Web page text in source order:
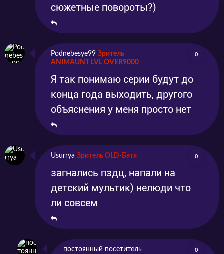
сюжетные повороты?)
Podnebesye99 Зритель
ANIMAUNT LVL OVER9000
0
Я так понимаю серии будут до
конца года выходить, другого
объяснения у меня просто нет
Usurrya Зритель OLD-Батя 0
загнались пздц, напали на
детский мультик) нелюди что
ли совсем
постоянный посетитель
0